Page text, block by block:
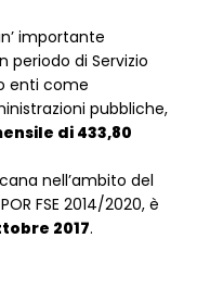
importante
periodo di Servizio
enti come
pubbliche,
di 433,80
nell’ambito del
FSE 2014/2020, è
2017.